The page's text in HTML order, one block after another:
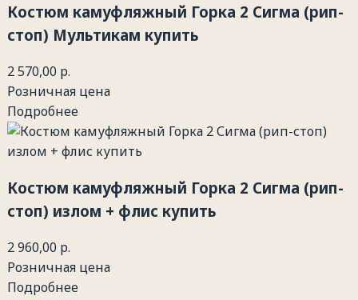
Костюм камуфляжный Горка 2 Сигма (рип-
стоп) Мультикам купить
2 570,00 р.
Розничная цена
Подробнее
Костюм камуфляжный Горка 2 Сигма (рип-
стоп) излом + флис купить
2 960,00 р.
Розничная цена
Подробнее